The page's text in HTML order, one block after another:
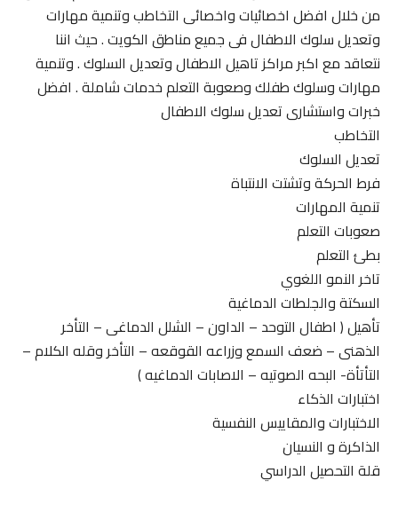
من خلال افضل اخصائيات واخصائى التخاطب وتنمية مهارات
وتعديل سلوك الاطفال فى جميع مناطق الكويت . حيث اننا
نتعاقد مع اكبر مراكز تاهيل الاطفال وتعديل السلوك . وتنمية
مهارات وسلوك طفلك وصعوبة التعلم خدمات شاملة . افضل
خبرات واستشارى تعديل سلوك الاطفال
التخاطب
تعديل السلوك
فرط الحركة وتشتت الانتباة
تنمية المهارات
صعوبات التعلم
بطئ التعلم
تاخر النمو اللغوي
السكتة والجلطات الدماغية
تأهيل ( اطفال التوحد – الداون – الشلل الدماغى – التأخر
الذهنى – ضعف السمع وزراعه القوقعه – التأخر وقله الكلام –
التأتأة- البحه الصوتيه – الاصابات الدماغيه )
اختبارات الذكاء
الاختبارات والمقاييس النفسية
الذاكرة و النسيان
قلة التحصيل الدراسي